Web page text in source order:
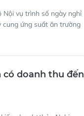
Nội vụ trình số ngày nghỉ
cung ứng suất ăn trường
có doanh thu đến